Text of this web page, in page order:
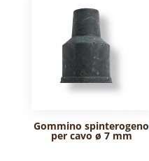
Gommino spinterogeno
per cavo ø 7 mm